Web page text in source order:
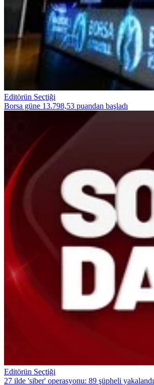
Editörün Seçtiği
Borsa güne 13.798,53 puandan başladı
Editörün Seçtiği
27 ilde 'siber' operasyonu: 89 şüpheli yakalandı